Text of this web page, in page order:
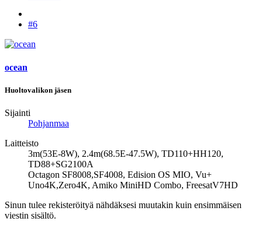
#6
ocean
Huoltovalikon jäsen
Sijainti
Pohjanmaa
Laitteisto
3m(53E-8W), 2.4m(68.5E-47.5W), TD110+HH120,
TD88+SG2100A
Octagon SF8008,SF4008, Edision OS MIO, Vu+
Uno4K,Zero4K, Amiko MiniHD Combo, FreesatV7HD
Sinun tulee rekisteröityä nähdäksesi muutakin kuin ensimmäisen
viestin sisältö.